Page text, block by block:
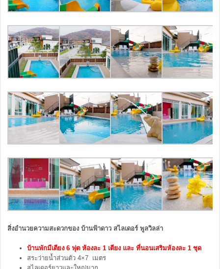
สิ่งอำนวยความสะดวกของ บ้านฟ้าดาว สไลเดอร์ พูลวิลล่า
บ้านพักมีเตียง 6 ฟุต ห้องละ 1 เตียง และ ที่นอนเสริมห้องละ 1 ชุด
สระว่ายน้ำส่วนตัว 4×7 เมตร